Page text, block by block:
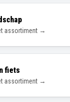
assortiment →
fiets
assortiment →